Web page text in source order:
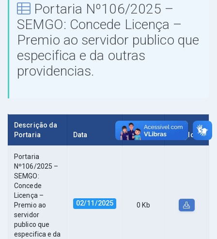
Portaria Nº106/2025 –
SEMGO: Concede Licença –
Premio ao servidor publico que
especifica e da outras
providencias.
Descrição da
Portaria
Data Tamanho Download
Portaria
Nº106/2025 –
SEMGO:
Concede
Licença –
Premio ao
servidor
publico que
especifica e da
02/11/2025 0 Kb